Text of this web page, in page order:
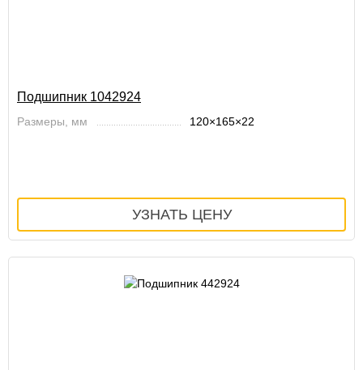
Подшипник 1042924
Размеры, мм 120×165×22